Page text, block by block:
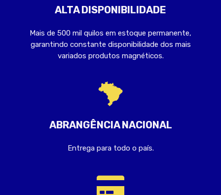
ALTA DISPONIBILIDADE
Mais de 500 mil quilos em estoque permanente,
garantindo constante disponibilidade dos mais
variados produtos magnéticos.
ABRANGÊNCIA NACIONAL
Entrega para todo o país.